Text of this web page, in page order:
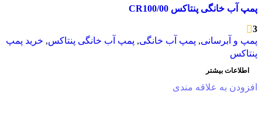
پمپ آب خانگی پنتاکس CR100/00
3
پمپ و آبرسانی, پمپ آب خانگی, پمپ آب خانگی پنتاکس, خرید پمپ
پنتاکس
اطلاعات بیشتر
افزودن به علاقه مندی